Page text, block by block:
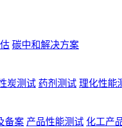
碳中和解决方案
炭测试 药剂测试 理化性能
备案 产品性能测试 化工产